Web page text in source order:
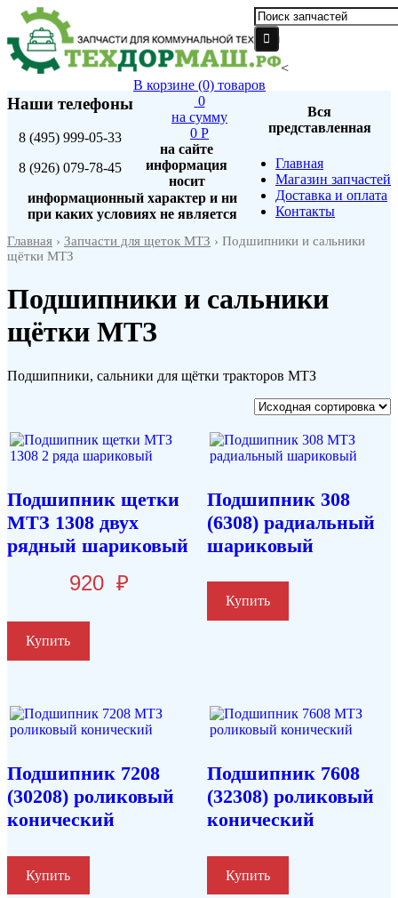
Наши телефоны
8 (495) 999-05-33
8 (926) 079-78-45
В корзине (0) товаров
0
на сумму
0 P
Главная
Магазин запчастей
Доставка и оплата
Контакты
Главная › Запчасти для щеток МТЗ › Подшипники и сальники
щётки МТЗ
Подшипники и сальники
щётки МТЗ
Подшипники, сальники для щётки тракторов МТЗ
Подшипник щетки
МТЗ 1308 двух
рядный шариковый
920 ₽
Купить
Подшипник 308
(6308) радиальный
шариковый
Купить
Подшипник 7208
(30208) роликовый
конический
Купить
Подшипник 7608
(32308) роликовый
конический
Купить
<
Вся
представленная
на сайте
информация
носит
информационный характер и ни
при каких условиях не является